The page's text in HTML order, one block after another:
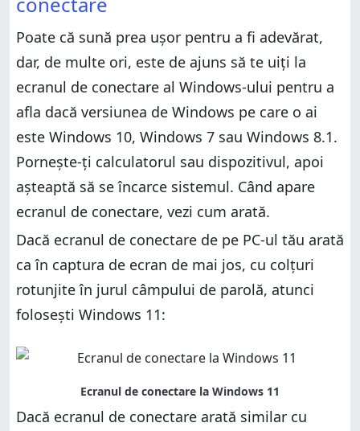
comanda winver
5. Cum descoperi ce Windows ai din pagina Sistem
6. Cum afli ce Windows ai folosind aplicația
Informații de sistem
7. Cum afli ce Windows ai folosind DirectX
8. Cum verifici ce versiune de Windows ai, în CMD
(Linia de comandă)
9. Cum afli ce Windows folosești cu comanda
systeminfo (în Terminal, Powershell sau Linia de
comandă)
10. Cum afli ce Windows ai folosind Registry Editor
11. Cum știi ce versiune de Windows este instalată
pe un hard disk fără a porni (boota) de pe el?
Ce Windows ai?
4. Cum verifici ce versiune de Windows ai rulând
comanda winver
5. Cum descoperi ce Windows ai din pagina Sistem
6. Cum afli ce Windows ai folosind aplicația
Informații de sistem
7. Cum afli ce Windows ai folosind DirectX
8. Cum verifici ce versiune de Windows ai, în CMD
(Linia de comandă)
9. Cum afli ce Windows folosești cu comanda
systeminfo (în Terminal, Powershell sau Linia de
comandă)
10. Cum afli ce Windows ai folosind Registry Editor
11. Cum știi ce versiune de Windows este instalată
pe un hard disk fără a porni (boota) de pe el?
Ce Windows ai?
Poate că sună prea ușor pentru a fi adevărat,
dar, de multe ori, este de ajuns să te uiți la
ecranul de conectare al Windows-ului pentru a
afla dacă versiunea de Windows pe care o ai
este Windows 10, Windows 7 sau Windows 8.1.
Pornește-ți calculatorul sau dispozitivul, apoi
așteaptă să se încarce sistemul. Când apare
ecranul de conectare, vezi cum arată.
Dacă ecranul de conectare de pe PC-ul tău arată
ca în captura de ecran de mai jos, cu colțuri
rotunjite în jurul câmpului de parolă, atunci
folosești Windows 11:
Dacă ecranul de conectare arată similar cu